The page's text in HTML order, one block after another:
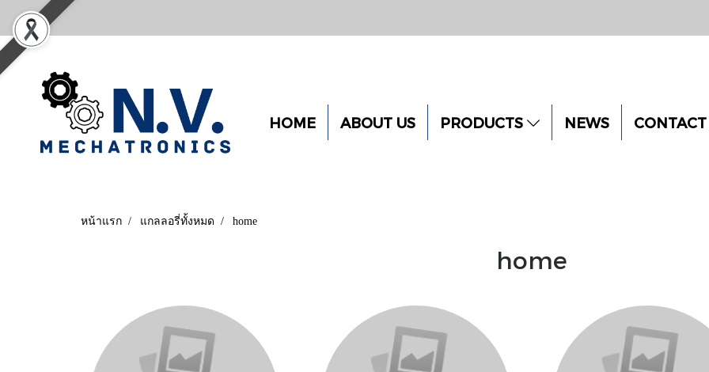
HOME ABOUT US PRODUCTS NEWS CONTACT
หน้าแรก แกลลอรี่ทั้งหมด home
home